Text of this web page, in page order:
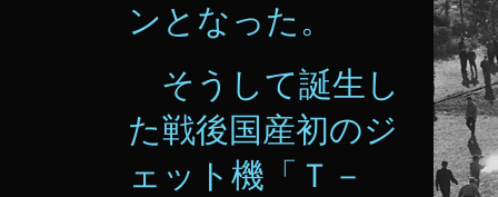
ンとなった。
そうして誕生し
た戦後国産初のジ
ェット機「Ｔ－